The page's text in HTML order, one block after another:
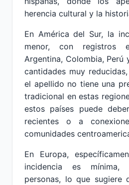
herencia cultural y la
En América del Sur, la
menor, con registros
Argentina, Colombia, Perú
cantidades muy
el apellido no tiene una
tradicional en estas
estos países puede
recientes o a
comunidades
En Europa,
incidencia es
personas, lo que sugiere